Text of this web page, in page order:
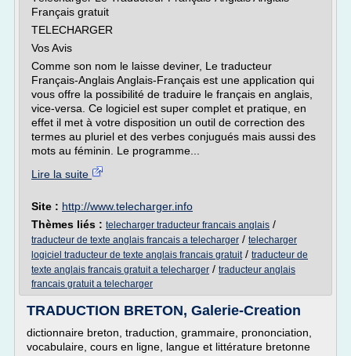
Français gratuit
TELECHARGER
Vos Avis
Comme son nom le laisse deviner, Le traducteur
Français-Anglais Anglais-Français est une application qui
vous offre la possibilité de traduire le français en anglais,
vice-versa. Ce logiciel est super complet et pratique, en
effet il met à votre disposition un outil de correction des
termes au pluriel et des verbes conjugués mais aussi des
mots au féminin. Le programme...
Lire la suite
Site : http://www.telecharger.info
Thèmes liés : telecharger traducteur francais anglais /
traducteur de texte anglais francais a telecharger / telecharger
logiciel traducteur de texte anglais francais gratuit/ traducteur de
texte anglais francais gratuit a telecharger / traducteur anglais
francais gratuit a telecharger
TRADUCTION BRETON, Galerie-Creation
dictionnaire breton, traduction, grammaire, prononciation,
vocabulaire, cours en ligne, langue et littérature bretonne